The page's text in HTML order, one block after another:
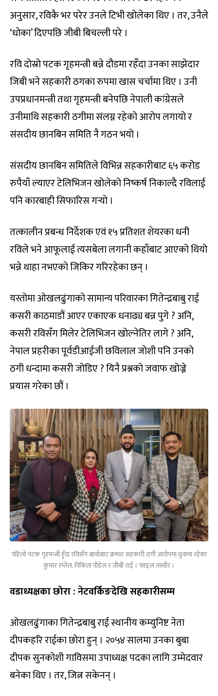
अनुसार, रविकै भर परेर उनले टिभी खोलेका थिए । तर, उनैले
‘धोका’ दिएपछि जीबी बिचल्ली परे ।
रवि दोस्रो पटक गृहमन्त्री बन्ने दौडमा रहँदा उनका साझेदार
जिबी भने सहकारी ठगका रुपमा खास चर्चामा थिए । उनी
उपप्रधानमन्त्री तथा गृहमन्त्री बनेपछि नेपाली कांग्रेसले
उनीमाथि सहकारी ठगीमा संलग्न रहेको आरोप लगायो र
संसदीय छानबिन समिति नै गठन भयो ।
संसदीय छानबिन समितिले विभिन्न सहकारीबाट ६५ करोड
रुपैयाँ ल्याएर टेलिभिजन खोलेको निष्कर्ष निकाल्दै रविलाई
पनि कारबाही सिफारिस गर्‍यो ।
तत्कालीन प्रबन्ध निर्देशक एवं १५ प्रतिशत शेयरका धनी
रविले भने आफूलाई त्यसबेला लगानी कहाँबाट आएको थियो
भन्ने थाहा नभएको जिकिर गरिरहेका छन् ।
यस्तोमा ओखलढुंगाको सामान्य परिवारका गितेन्द्रबाबु राई
कसरी काठमाडौं आएर एकाएक धनाढ्य बन्न पुगे ? अनि,
कसरी रविसँग मिलेर टेलिभिजन खोल्नेतिर लागे ? अनि,
नेपाल प्रहरीका पूर्वडीआईजी छविलाल जोशी पनि उनको
ठगी धन्दामा कसरी जोडिए ? यिनै प्रश्नको जवाफ खोज्ने
प्रयास गरेका छौं ।
पहिलो पटक गृहमन्त्री हुँदा रविसँग बायाँबाट क्रमशः सहकारी ठगी आरोपमा थुनामा रहेका
कुमार रम्तेल, निकिता पौडेल र जीबी राई । फाइल तस्वीर ।
वडाध्यक्षका छोरा : नेटवर्किङदेखि सहकारीसम्म
ओखलढुंगाका गितेन्द्रबाबु राई स्थानीय कम्युनिष्ट नेता
दीपकहरि राईका छोरा हुन् । २०५४ सालमा उनका बुबा
दीपक सुनकोशी गाविसमा उपाध्यक्ष पदका लागि उम्मेदवार
बनेका थिए । तर, जित्न सकेनन् ।